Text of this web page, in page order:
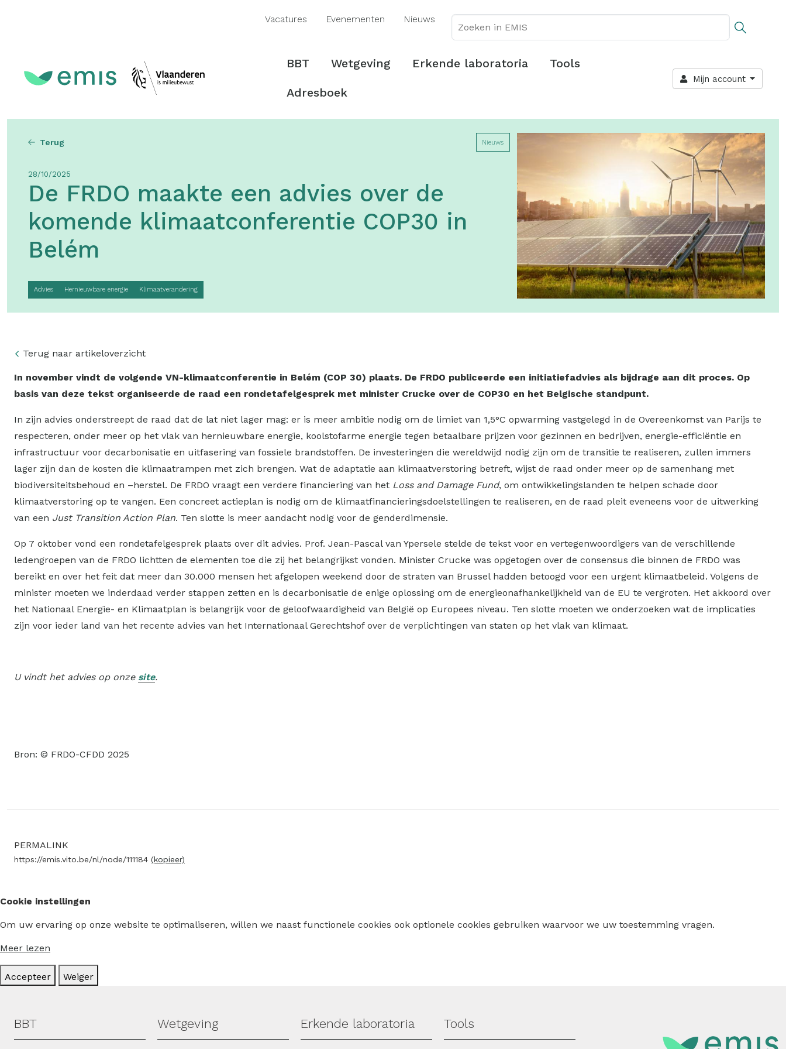
inhoud
Vacatures Evenementen Nieuws
Hoofdmenu
BBT Wetgeving Erkende laboratoria Tools
Adresboek
Mijn account
Terug Nieuws
28/10/2025
De FRDO maakte een advies over de
komende klimaatconferentie COP30 in
Belém
Advies Hernieuwbare energie Klimaatverandering
Terug naar artikeloverzicht
In november vindt de volgende VN-klimaatconferentie in Belém (COP 30) plaats. De FRDO publiceerde een initiatiefadvies als bijdrage aan dit proces. Op
basis van deze tekst organiseerde de raad een rondetafelgesprek met minister Crucke over de COP30 en het Belgische standpunt.
In zijn advies onderstreept de raad dat de lat niet lager mag: er is meer ambitie nodig om de limiet van 1,5°C opwarming vastgelegd in de Overeenkomst van Parijs te
respecteren, onder meer op het vlak van hernieuwbare energie, koolstofarme energie tegen betaalbare prijzen voor gezinnen en bedrijven, energie-efficiëntie en
infrastructuur voor decarbonisatie en uitfasering van fossiele brandstoffen. De investeringen die wereldwijd nodig zijn om de transitie te realiseren, zullen immers
lager zijn dan de kosten die klimaatrampen met zich brengen. Wat de adaptatie aan klimaatverstoring betreft, wijst de raad onder meer op de samenhang met
biodiversiteitsbehoud en –herstel. De FRDO vraagt een verdere financiering van het Loss and Damage Fund, om ontwikkelingslanden te helpen schade door
klimaatverstoring op te vangen. Een concreet actieplan is nodig om de klimaatfinancieringsdoelstellingen te realiseren, en de raad pleit eveneens voor de uitwerking
van een Just Transition Action Plan. Ten slotte is meer aandacht nodig voor de genderdimensie.
Op 7 oktober vond een rondetafelgesprek plaats over dit advies. Prof. Jean-Pascal van Ypersele stelde de tekst voor en vertegenwoordigers van de verschillende
ledengroepen van de FRDO lichtten de elementen toe die zij het belangrijkst vonden. Minister Crucke was opgetogen over de consensus die binnen de FRDO was
bereikt en over het feit dat meer dan 30.000 mensen het afgelopen weekend door de straten van Brussel hadden betoogd voor een urgent klimaatbeleid. Volgens de
minister moeten we inderdaad verder stappen zetten en is decarbonisatie de enige oplossing om de energieonafhankelijkheid van de EU te vergroten. Het akkoord over
het Nationaal Energie- en Klimaatplan is belangrijk voor de geloofwaardigheid van België op Europees niveau. Ten slotte moeten we onderzoeken wat de implicaties
zijn voor ieder land van het recente advies van het Internationaal Gerechtshof over de verplichtingen van staten op het vlak van klimaat.
U vindt het advies op onze site.
Bron: © FRDO-CFDD 2025
PERMALINK
https://emis.vito.be/nl/node/111184 (kopieer)
Cookie instellingen
Om uw ervaring op onze website te optimaliseren, willen we naast functionele cookies ook optionele cookies gebruiken waarvoor we uw toestemming vragen.
Meer lezen
Accepteer Weiger
Hoofdmenu
BBT Wetgeving Erkende laboratoria Tools